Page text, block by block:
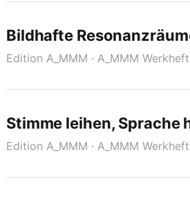
Bildhafte
Edition A_MMM · A_MMM
Stimme leihen, Sprache
Edition A_MMM · A_MMM